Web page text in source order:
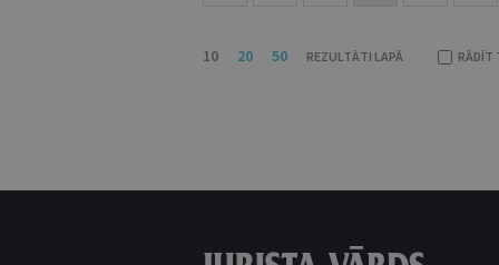
10 20 50 REZULTĀTI LAPĀ RĀDĪT